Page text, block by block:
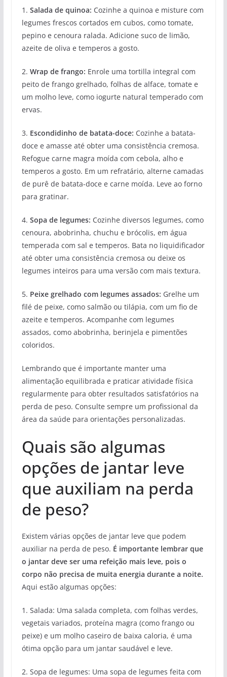
1. Salada de quinoa: Cozinhe a quinoa e misture com
legumes frescos cortados em cubos, como tomate,
pepino e cenoura ralada. Adicione suco de limão,
azeite de oliva e temperos a gosto.
2. Wrap de frango: Enrole uma tortilla integral com
peito de frango grelhado, folhas de alface, tomate e
um molho leve, como iogurte natural temperado com
ervas.
3. Escondidinho de batata-doce: Cozinhe a batata-
doce e amasse até obter uma consistência cremosa.
Refogue carne magra moída com cebola, alho e
temperos a gosto. Em um refratário, alterne camadas
de purê de batata-doce e carne moída. Leve ao forno
para gratinar.
4. Sopa de legumes: Cozinhe diversos legumes, como
cenoura, abobrinha, chuchu e brócolis, em água
temperada com sal e temperos. Bata no liquidificador
até obter uma consistência cremosa ou deixe os
legumes inteiros para uma versão com mais textura.
5. Peixe grelhado com legumes assados: Grelhe um
filé de peixe, como salmão ou tilápia, com um fio de
azeite e temperos. Acompanhe com legumes
assados, como abobrinha, berinjela e pimentões
coloridos.
Lembrando que é importante manter uma
alimentação equilibrada e praticar atividade física
regularmente para obter resultados satisfatórios na
perda de peso. Consulte sempre um profissional da
área da saúde para orientações personalizadas.
Quais são algumas
opções de jantar leve
que auxiliam na perda
de peso?
Existem várias opções de jantar leve que podem
auxiliar na perda de peso. É importante lembrar que
o jantar deve ser uma refeição mais leve, pois o
corpo não precisa de muita energia durante a noite.
Aqui estão algumas opções:
1. Salada: Uma salada completa, com folhas verdes,
vegetais variados, proteína magra (como frango ou
peixe) e um molho caseiro de baixa caloria, é uma
ótima opção para um jantar saudável e leve.
2. Sopa de legumes: Uma sopa de legumes feita com